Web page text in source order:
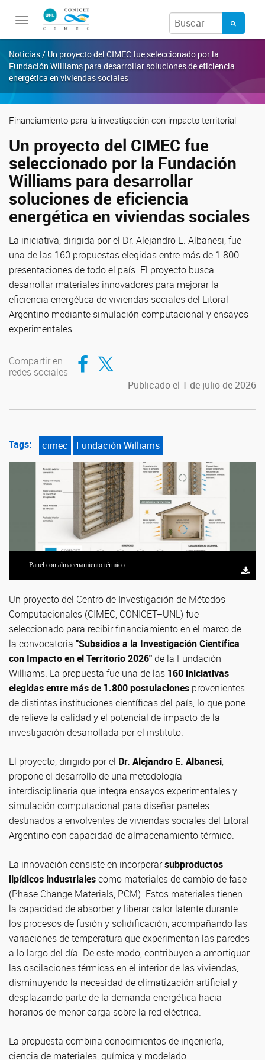
Toggle
Noticias / Un proyecto del CIMEC fue seleccionado por la
Fundación Williams para desarrollar soluciones de eficiencia
energética en viviendas sociales
Financiamiento para la investigación con impacto territorial
Un proyecto del CIMEC fue
seleccionado por la Fundación
Williams para desarrollar
soluciones de eficiencia
energética en viviendas sociales
La iniciativa, dirigida por el Dr. Alejandro E. Albanesi, fue
una de las 160 propuestas elegidas entre más de 1.800
presentaciones de todo el país. El proyecto busca
desarrollar materiales innovadores para mejorar la
eficiencia energética de viviendas sociales del Litoral
Argentino mediante simulación computacional y ensayos
experimentales.
Compartir en
redes sociales
Compartir en Facebook
Compartir en Twitter
Publicado el 1 de julio de 2026
Tags: cimec Fundación Williams
Panel con almacenamiento térmico.
Un proyecto del Centro de Investigación de Métodos
Computacionales (CIMEC, CONICET–UNL) fue
seleccionado para recibir financiamiento en el marco de
la convocatoria "Subsidios a la Investigación Científica
con Impacto en el Territorio 2026"de la Fundación
Williams. La propuesta fue una de las 160 iniciativas
elegidas entre más de 1.800 postulaciones provenientes
de distintas instituciones científicas del país, lo que pone
de relieve la calidad y el potencial de impacto de la
investigación desarrollada por el instituto.
El proyecto, dirigido por el Dr. Alejandro E. Albanesi,
propone el desarrollo de una metodología
interdisciplinaria que integra ensayos experimentales y
simulación computacional para diseñar paneles
destinados a envolventes de viviendas sociales del Litoral
Argentino con capacidad de almacenamiento térmico.
La innovación consiste en incorporarsubproductos
lipídicos industrialescomo materiales de cambio de fase
(Phase Change Materials, PCM). Estos materiales tienen
la capacidad de absorber y liberar calor latente durante
los procesos de fusión y solidificación, acompañando las
variaciones de temperatura que experimentan las paredes
a lo largo del día. De este modo, contribuyen a amortiguar
las oscilaciones térmicas en el interior de las viviendas,
disminuyendo la necesidad de climatización artificial y
desplazando parte de la demanda energética hacia
horarios de menor carga sobre la red eléctrica.
La propuesta combina conocimientos de ingeniería,
ciencia de materiales, química y modelado